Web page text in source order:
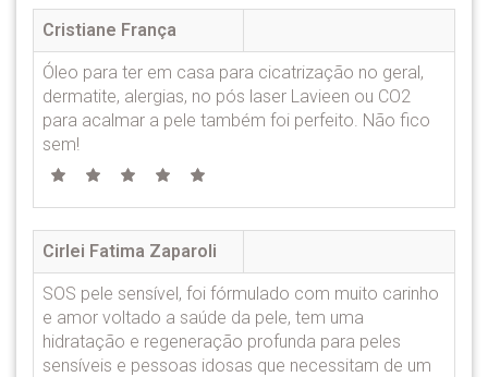
Cristiane França
Óleo para ter em casa para cicatrização no geral,
dermatite, alergias, no pós laser Lavieen ou CO2
para acalmar a pele também foi perfeito. Não fico
sem!
Cirlei Fatima Zaparoli
SOS pele sensível, foi fórmulado com muito carinho
e amor voltado a saúde da pele, tem uma
hidratação e regeneração profunda para peles
sensíveis e pessoas idosas que necessitam de um